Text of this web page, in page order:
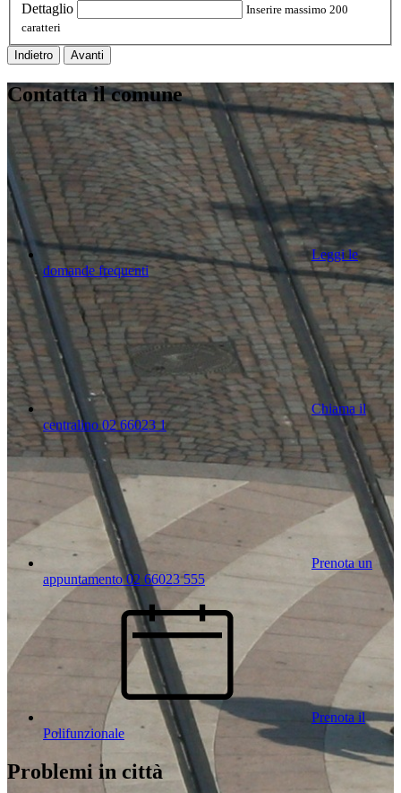
Dettaglio
Inserire massimo 200
caratteri
Indietro Avanti
Contatta il comune
Leggi le
domande frequenti
Chiama il
centralino 02 66023 1
Prenota un
appuntamento 02 66023 555
Prenota il
Polifunzionale
Problemi in città